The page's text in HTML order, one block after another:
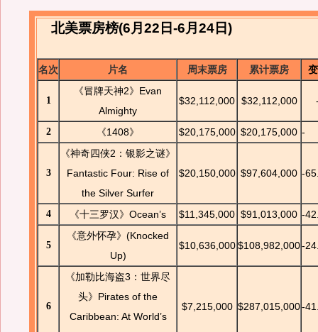
北美票房榜(6月22日-6月24日)
名次 片名 周末票房 累计票房
1
《冒牌天神2》Evan
Almighty
$32,112,000 $32,112,000
2 《1408》 $20,175,000 $20,175,000 -
3
《神奇四侠2：银影之谜》
Fantastic Four: Rise of
the Silver Surfer
$20,150,000 $97,604,000 -
4 《十三罗汉》Ocean’s $11,345,000 $91,013,000 -
5
《意外怀孕》(Knocked
Up)
$10,636,000 $108,982,000-
6
《加勒比海盗3：世界尽
头》Pirates of the
Caribbean: At World’s
$7,215,000 $287,015,000-